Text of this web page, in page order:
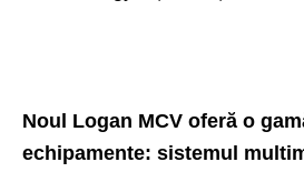
Noul Logan MCV oferă o
echipamente: sistemul